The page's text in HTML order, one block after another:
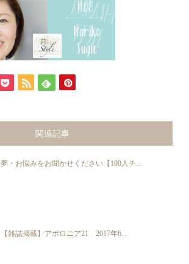
関連記事
夢・お悩みをお聞かせください【100人チ...
【雑誌掲載】アポロニア21 2017年6...